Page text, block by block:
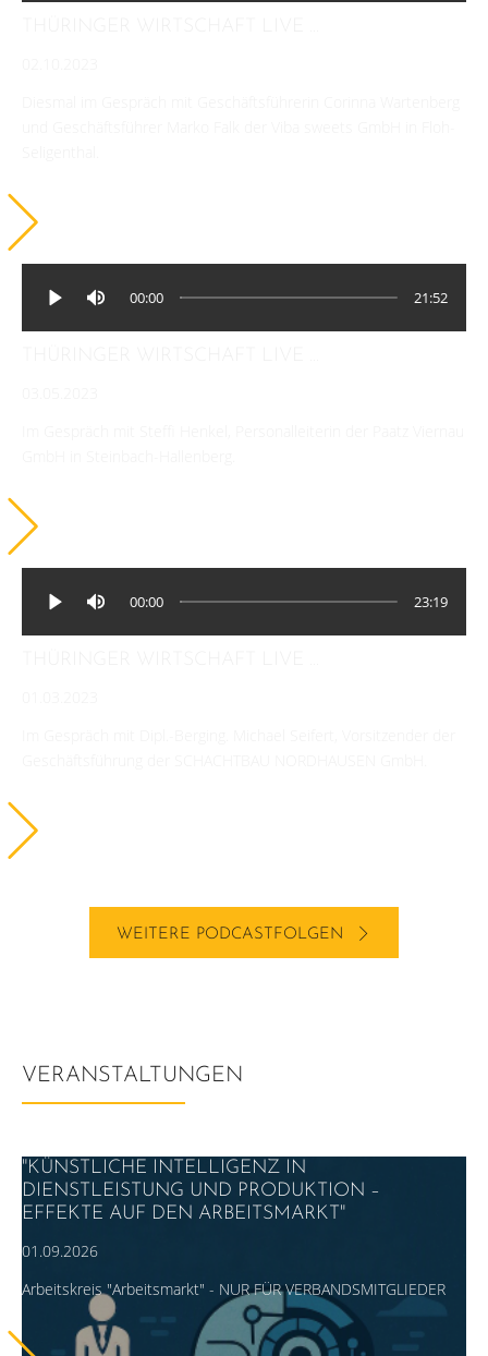
00:00 21:52
00:00 23:19
WEITERE PODCASTFOLGEN
VERANSTALTUNGEN
"KÜNSTLICHE INTELLIGENZ IN
DIENSTLEISTUNG UND PRODUKTION –
EFFEKTE AUF DEN ARBEITSMARKT"
01.09.2026
Arbeitskreis "Arbeitsmarkt" - NUR FÜR VERBANDSMITGLIEDER